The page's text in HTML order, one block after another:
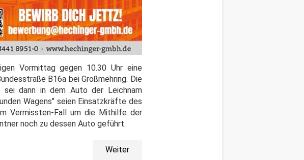
Vormittag gegen 10.30 Uhr eine
B16a bei Großmehring. Die
sei dann in dem Auto der Leichnam
Wagens" seien Einsatzkräfte des
Vermissten-Fall um die Mithilfe der
noch zu dessen Auto geführt.
Weiter